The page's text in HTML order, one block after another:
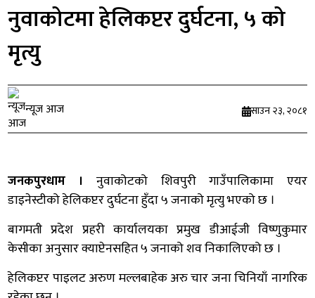
नुवाकोटमा हेलिकप्टर दुर्घटना, ५ को
मृत्यु
न्यूज आज साउन २३, २०८१
जनकपुरधाम । नुवाकोटको शिवपुरी गाउँपालिकामा एयर
डाइनेस्टीको हेलिकप्टर दुर्घटना हुँदा ५ जनाको मृत्यु भएको छ ।
बागमती प्रदेश प्रहरी कार्यालयका प्रमुख डीआईजी विष्णुकुमार
केसीका अनुसार क्याप्टेनसहित ५ जनाको शव निकालिएको छ ।
हेलिकप्टर पाइलट अरुण मल्लबाहेक अरु चार जना चिनियाँ नागरिक